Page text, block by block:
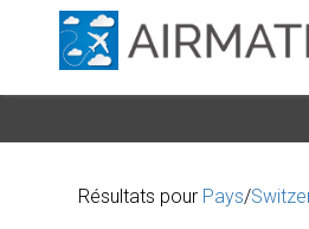
Résultats pour Pays/